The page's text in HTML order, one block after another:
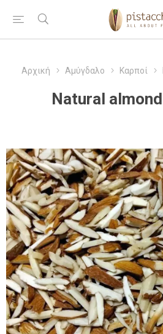
Αρχική Αμύγδαλο Καρποί
Natural